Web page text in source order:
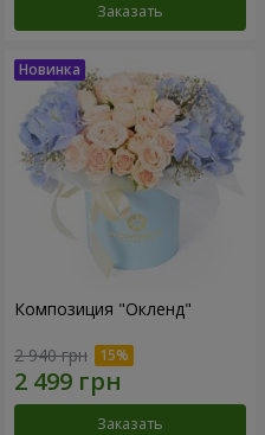
Заказать
Композиция "Окленд"
2 940 грн
Заказать